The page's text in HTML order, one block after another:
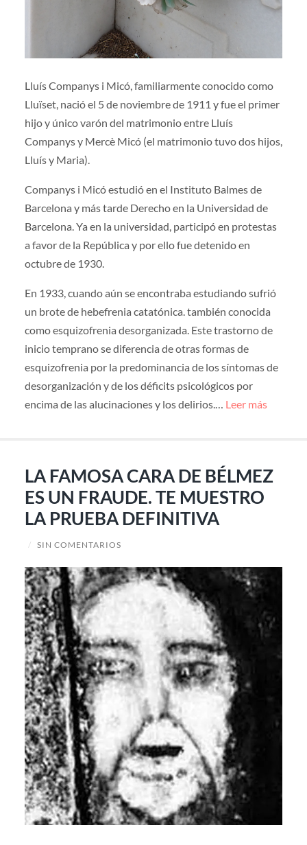
Lluís Companys i Micó, familiarmente conocido como
Lluïset, nació el 5 de noviembre de 1911 y fue el primer
hijo y único varón del matrimonio entre Lluís
Companys y Mercè Micó (el matrimonio tuvo dos hijos,
Lluís y Maria).
Companys i Micó estudió en el Instituto Balmes de
Barcelona y más tarde Derecho en la Universidad de
Barcelona. Ya en la universidad, participó en protestas
a favor de la República y por ello fue detenido en
octubre de 1930.
En 1933, cuando aún se encontraba estudiando sufrió
un brote de hebefrenia catatónica. también conocida
como esquizofrenia desorganizada. Este trastorno de
inicio temprano se diferencia de otras formas de
esquizofrenia por la predominancia de los síntomas de
desorganización y de los déficits psicológicos por
encima de las alucinaciones y los delirios.… Leer más
LA FAMOSA CARA DE BÉLMEZ
ES UN FRAUDE. TE MUESTRO
LA PRUEBA DEFINITIVA
/ SIN COMENTARIOS